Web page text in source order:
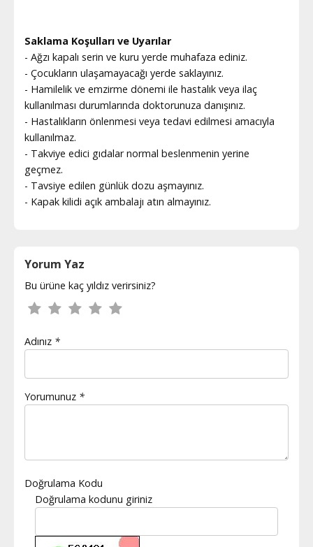
Saklama Koşulları ve Uyarılar
- Ağzı kapalı serin ve kuru yerde muhafaza ediniz.
- Çocukların ulaşamayacağı yerde saklayınız.
- Hamilelik ve emzirme dönemi ile hastalık veya ilaç
kullanılması durumlarında doktorunuza danışınız.
- Hastalıkların önlenmesi veya tedavi edilmesi amacıyla
kullanılmaz.
- Takviye edici gıdalar normal beslenmenin yerine
geçmez.
- Tavsiye edilen günlük dozu aşmayınız.
- Kapak kilidi açık ambalajı atın almayınız.
Yorum Yaz
Bu ürüne kaç yıldız verirsiniz?
Adınız *
Yorumunuz *
Doğrulama Kodu
Doğrulama kodunu giriniz